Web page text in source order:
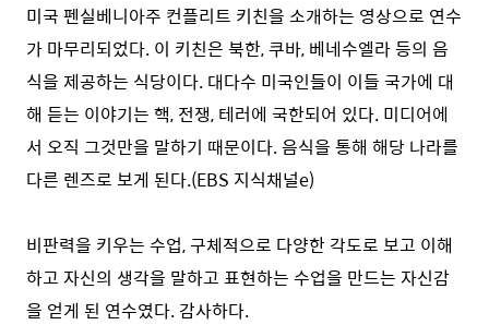
미국 펜실베니아주 컨플리트 키친을 소개하는 영상으로 연수
가 마무리되었다. 이 키친은 북한, 쿠바, 베네수엘라 등의 음
식을 제공하는 식당이다. 대다수 미국인들이 이들 국가에 대
해 듣는 이야기는 핵, 전쟁, 테러에 국한되어 있다. 미디어에
서 오직 그것만을 말하기 때문이다. 음식을 통해 해당 나라를
다른 렌즈로 보게 된다.(EBS 지식채널e)
비판력을 키우는 수업, 구체적으로 다양한 각도로 보고 이해
하고 자신의 생각을 말하고 표현하는 수업을 만드는 자신감
을 얻게 된 연수였다. 감사하다.